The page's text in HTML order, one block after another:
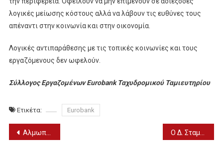
λογικές μείωσης κόστους αλλά να λάβουν τις ευθύνες τους
απέναντι στην κοινωνία και στην οικονομία.
Λογικές αντιπαράθεσης με τις τοπικές κοινωνίες και τους
εργαζόμενους δεν ωφελούν.
Σύλλογος Εργαζομένων Eurobank Ταχυδρομικού Ταμιευτηρίου
Ετικέτα: Eurobank
Πλοήγηση
Αλμωπία: Επιστολή Δημάρχου για το “λουκέτο” στη Eurobank Αριδαίας